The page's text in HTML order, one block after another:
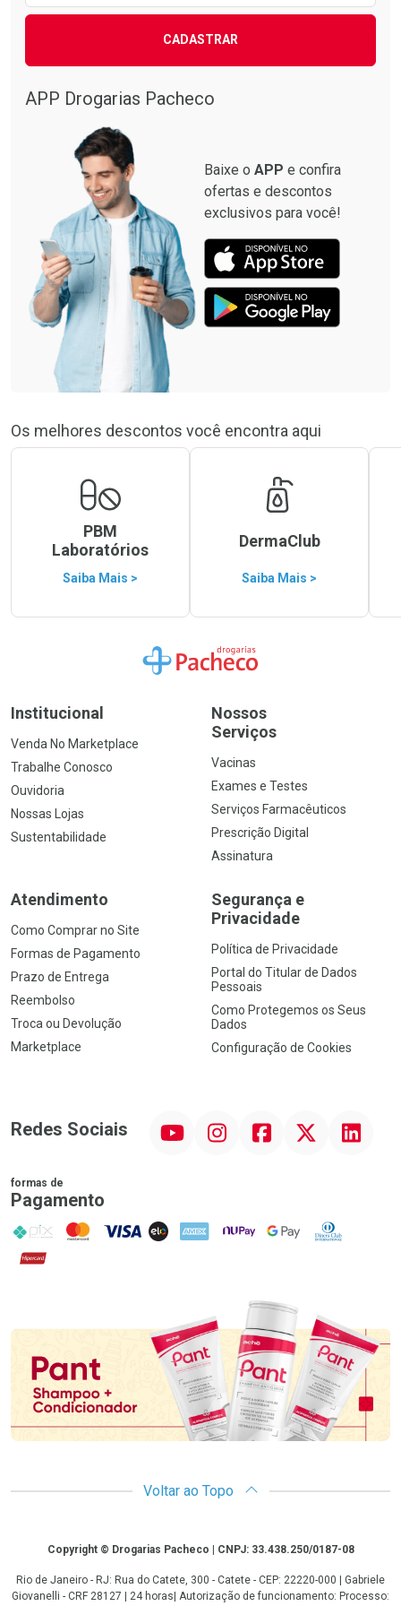
CADASTRAR
APP Drogarias Pacheco
Baixe o APP e confira
ofertas e descontos
exclusivos para você!
Os melhores descontos você encontra aqui
PBM
Laboratórios
Saiba Mais >
DermaClub
Saiba Mais >
Ir para a Home
Institucional
Venda No Marketplace
Trabalhe Conosco
Ouvidoria
Nossas Lojas
Sustentabilidade
Nossos
Serviços
Vacinas
Exames e Testes
Serviços Farmacêuticos
Prescrição Digital
Assinatura
Atendimento
Como Comprar no Site
Formas de Pagamento
Prazo de Entrega
Reembolso
Troca ou Devolução
Marketplace
Segurança e
Privacidade
Política de Privacidade
Portal do Titular de Dados
Pessoais
Como Protegemos os Seus
Dados
Configuração de Cookies
Redes Sociais InstagramFacebook Linkedin
formas de
Pagamento
PIX MasterCard
VISA ELO AMEX NuPay Google PayDiners Club
Hipercard
Promoção em Destaque
Voltar ao Topo
CopyrightCopyright © Drogarias Pacheco | CNPJ: 33.438.250/0187-08
Rio de Janeiro - RJ: Rua do Catete, 300 - Catete - CEP: 22220-000 | Gabriele
Giovanelli - CRF 28127 | 24 horas| Autorização de funcionamento: Processo: